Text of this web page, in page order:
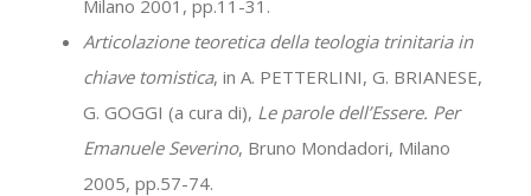
Milano 2001, pp.11-31.
Articolazione teoretica della teologia trinitaria in
chiave tomistica, in A. PETTERLINI, G. BRIANESE,
G. GOGGI (a cura di), Le parole dell’Essere. Per
Emanuele Severino, Bruno Mondadori, Milano
2005, pp.57-74.